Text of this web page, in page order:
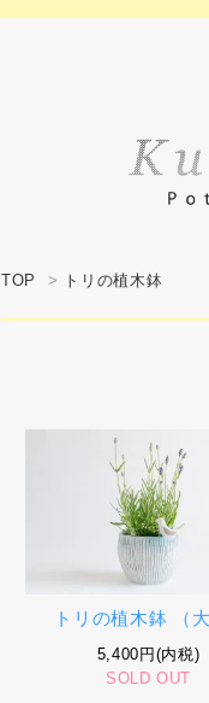
TOP > トリの植木鉢
トリの植木鉢 （
5,400円(内税)
SOLD OUT